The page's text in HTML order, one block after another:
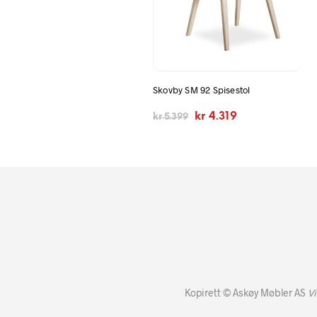
Skovby SM 92 Spisestol
kr5.399
Opprinnelig
kr 4.319Nåværende
Kopirett © Askøy Møbler AS